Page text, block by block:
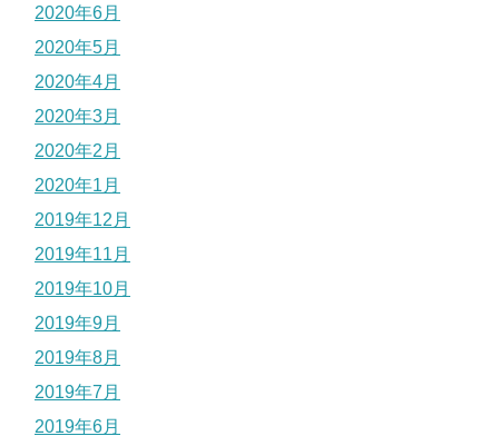
2020年6月
2020年5月
2020年4月
2020年3月
2020年2月
2020年1月
2019年12月
2019年11月
2019年10月
2019年9月
2019年8月
2019年7月
2019年6月